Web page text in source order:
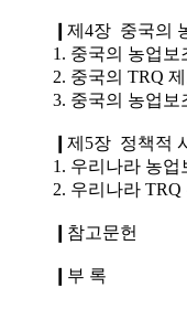
❙제4장 중국의
1. 중국의 농업보
2. 중국의 TRQ
3. 중국의 농업보
❙제5장 정책적
1. 우리나라 농
2. 우리나라
❙참고문헌
❙부 록